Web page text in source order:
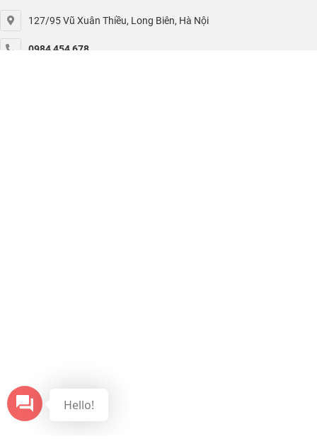
127/95 Vũ Xuân Thiều, Long Biên, Hà Nội
0984 454 678
Hello!